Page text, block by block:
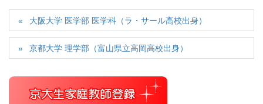
大阪大学 医学部 医学科（ラ・サール高校出身）
京都大学 理学部（富山県立高岡高校出身）